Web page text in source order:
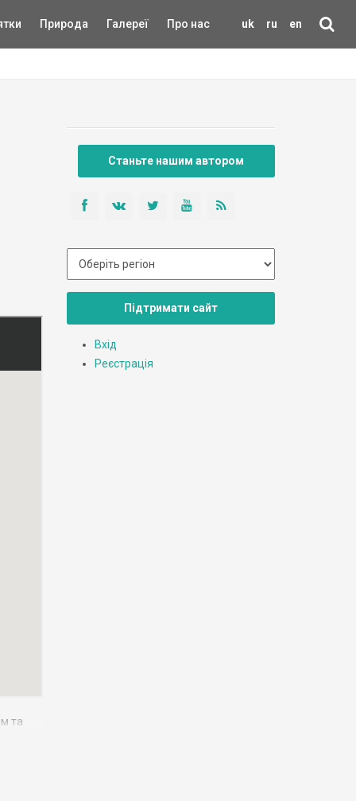
uk ru en
Природа Галереї Про нас
та
Станьте нашим автором
Підтримати сайт
Вхід
Реєстрація